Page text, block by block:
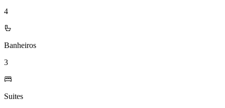
4
Banheiros
3
Suites